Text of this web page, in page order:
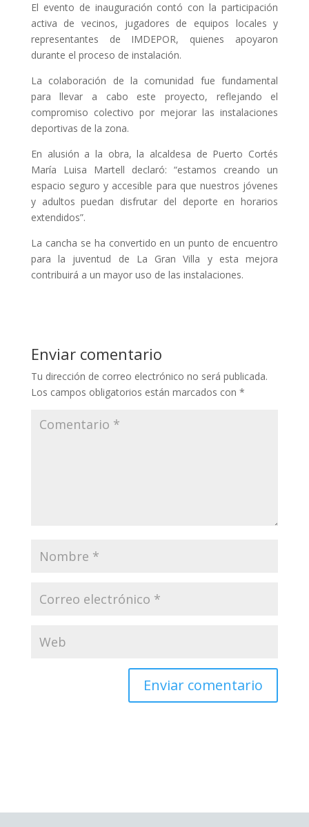
El evento de inauguración contó con la participación
activa de vecinos, jugadores de equipos locales y
representantes de IMDEPOR, quienes apoyaron
durante el proceso de instalación.
La colaboración de la comunidad fue fundamental
para llevar a cabo este proyecto, reflejando el
compromiso colectivo por mejorar las instalaciones
deportivas de la zona.
En alusión a la obra, la alcaldesa de Puerto Cortés
María Luisa Martell declaró: “estamos creando un
espacio seguro y accesible para que nuestros jóvenes
y adultos puedan disfrutar del deporte en horarios
extendidos”.
La cancha se ha convertido en un punto de encuentro
para la juventud de La Gran Villa y esta mejora
contribuirá a un mayor uso de las instalaciones.
Enviar comentario
Tu dirección de correo electrónico no será publicada.
Los campos obligatorios están marcados con *